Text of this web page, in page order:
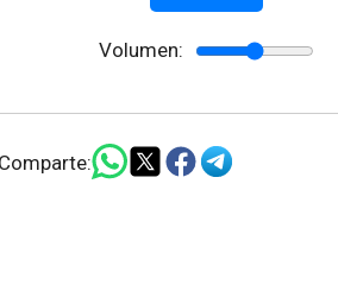
Volumen:
Comparte: